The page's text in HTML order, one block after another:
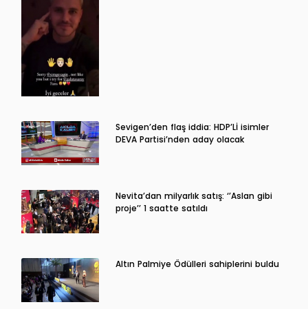
Sevigen’den flaş iddia: HDP’Lİ isimler
DEVA Partisi’nden aday olacak
Nevita’dan milyarlık satış: ‘’Aslan gibi
proje’’ 1 saatte satıldı
Altın Palmiye Ödülleri sahiplerini buldu